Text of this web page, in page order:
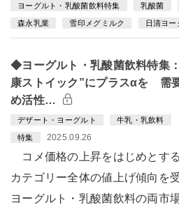
ヨーグルト・乳酸菌飲料特集 乳酸菌
森永乳業 雪印メグミルク 日清ヨー
◆ヨーグルト・乳酸菌飲料特集
康ストイック”にプラスαを 需
め活性…
デザート・ヨーグルト 牛乳・乳飲料
特集 2025.09.26
コメ価格の上昇をはじめとす
カテゴリー全体の値上げ傾向を受
ヨーグルト・乳酸菌飲料の両市